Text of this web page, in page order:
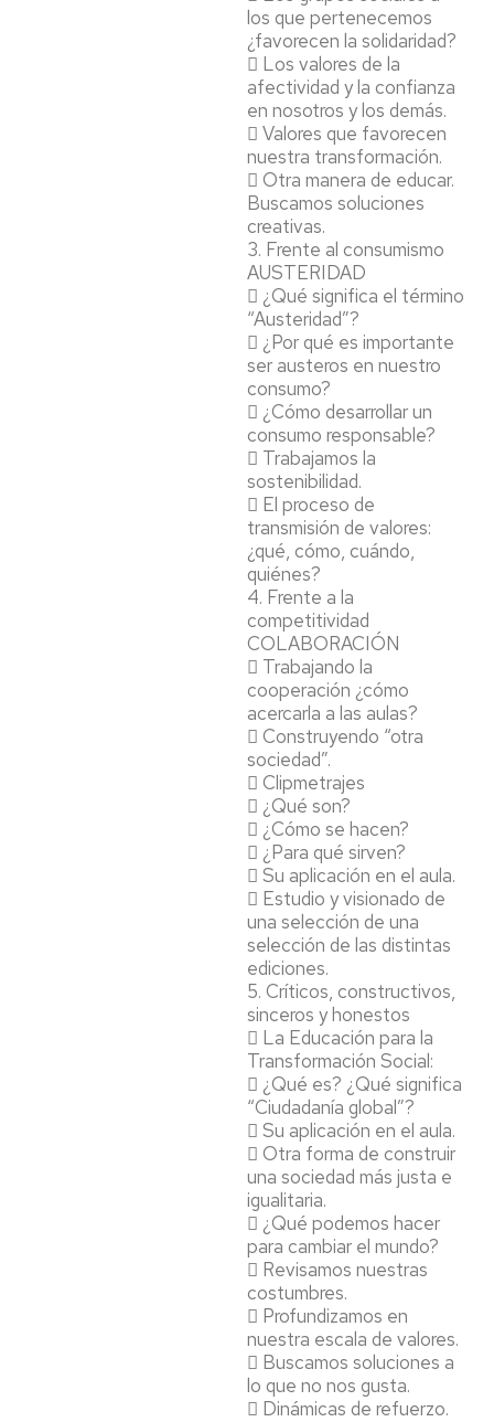
los que pertenecemos
¿favorecen la solidaridad?
 Los valores de la
afectividad y la confianza
en nosotros y los demás.
 Valores que favorecen
nuestra transformación.
 Otra manera de educar.
Buscamos soluciones
creativas.
3. Frente al consumismo
AUSTERIDAD
 ¿Qué significa el término
“Austeridad”?
 ¿Por qué es importante
ser austeros en nuestro
consumo?
 ¿Cómo desarrollar un
consumo responsable?
 Trabajamos la
sostenibilidad.
 El proceso de
transmisión de valores:
¿qué, cómo, cuándo,
quiénes?
4. Frente a la
competitividad
COLABORACIÓN
 Trabajando la
cooperación ¿cómo
acercarla a las aulas?
 Construyendo “otra
sociedad”.
 Clipmetrajes
 ¿Qué son?
 ¿Cómo se hacen?
 ¿Para qué sirven?
 Su aplicación en el aula.
 Estudio y visionado de
una selección de una
selección de las distintas
ediciones.
5. Críticos, constructivos,
sinceros y honestos
 La Educación para la
Transformación Social:
 ¿Qué es? ¿Qué significa
“Ciudadanía global”?
 Su aplicación en el aula.
 Otra forma de construir
una sociedad más justa e
igualitaria.
 ¿Qué podemos hacer
para cambiar el mundo?
 Revisamos nuestras
costumbres.
 Profundizamos en
nuestra escala de valores.
 Buscamos soluciones a
lo que no nos gusta.
 Dinámicas de refuerzo.